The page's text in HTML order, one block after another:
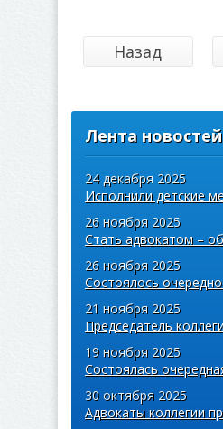
Назад
Лента новостей
24 декабря 2025
26 ноября 2025
26 ноября 2025
21 ноября 2025
19 ноября 2025
30 октября 2025